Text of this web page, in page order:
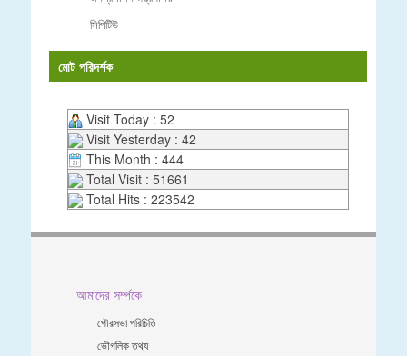
সিপিটিউ
মোট পরিদর্শক
Visit Today : 52
Visit Yesterday : 42
This Month : 444
Total Visit : 51661
Total Hits : 223542
আমাদের সর্ম্পকে
পৌরসভা পরিচিতি
ভৌগলিক তথ্য